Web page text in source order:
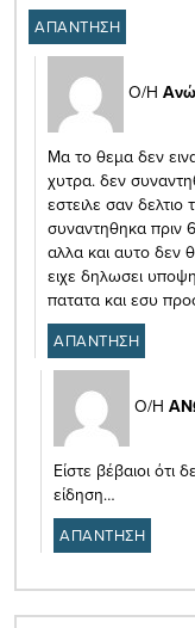
ΑΠΑΝΤΗΣΗ
Ο/Η
Μα το θεμα δεν
χυτρα. δεν
εστειλε σαν
συναντηθηκα πριν
αλλα και αυτο δεν
ειχε δηλωσει
πατατα και εσυ
ΑΠΑΝΤΗΣΗ
Ο/Η
Είστε βέβαιοι
είδηση…
ΑΠΑΝΤΗΣΗ